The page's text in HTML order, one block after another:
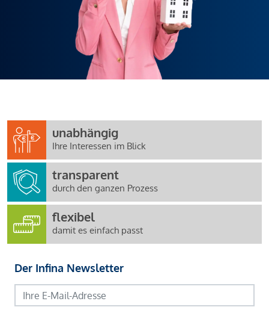
unabhängig
Ihre Interessen im Blick
transparent
durch den ganzen Prozess
flexibel
damit es einfach passt
Der Infina Newsletter